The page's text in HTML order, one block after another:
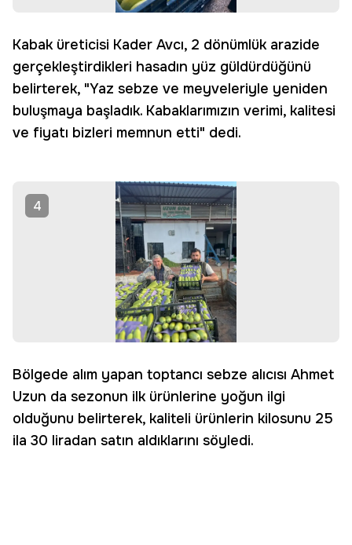
Kabak üreticisi Kader Avcı, 2 dönümlük arazide
gerçekleştirdikleri hasadın yüz güldürdüğünü
belirterek, "Yaz sebze ve meyveleriyle yeniden
buluşmaya başladık. Kabaklarımızın verimi, kalitesi
ve fiyatı bizleri memnun etti" dedi.
4
Bölgede alım yapan toptancı sebze alıcısı Ahmet
Uzun da sezonun ilk ürünlerine yoğun ilgi
olduğunu belirterek, kaliteli ürünlerin kilosunu 25
ila 30 liradan satın aldıklarını söyledi.